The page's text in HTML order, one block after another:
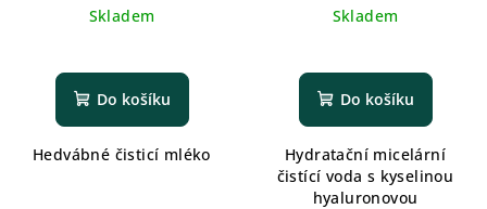
Skladem
Do košíku
Hedvábné čisticí mléko
Skladem
Do košíku
Hydratační micelární
čistící voda s kyselinou
hyaluronovou